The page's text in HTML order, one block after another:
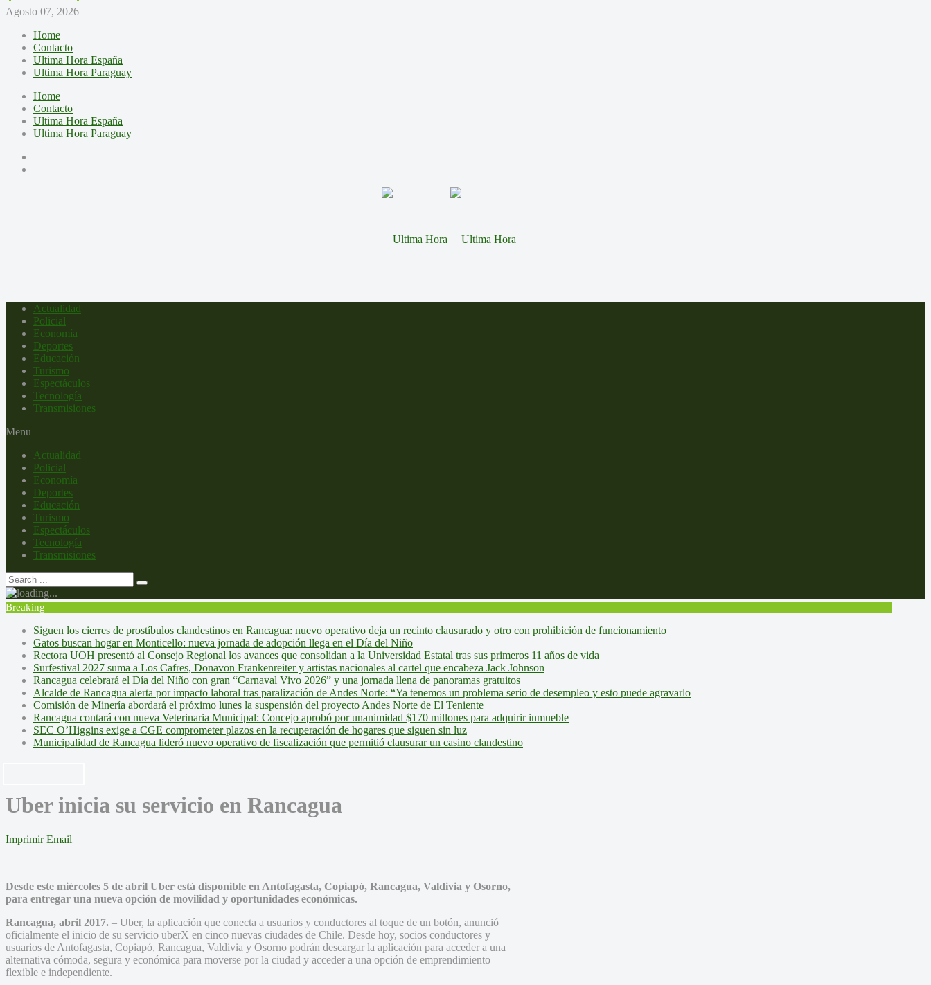
Agosto 07, 2026
Home
Contacto
Ultima Hora España
Ultima Hora Paraguay
Home
Contacto
Ultima Hora España
Ultima Hora Paraguay
Actualidad
Policial
Economía
Deportes
Educación
Turismo
Espectáculos
Tecnología
Transmisiones
Menu
Actualidad
Policial
Economía
Deportes
Educación
Turismo
Espectáculos
Tecnología
Transmisiones
Breaking
Siguen los cierres de prostíbulos clandestinos en Rancagua: nuevo operativo deja un recinto clausurado y otro con prohibición de funcionamiento
Gatos buscan hogar en Monticello: nueva jornada de adopción llega en el Día del Niño
Rectora UOH presentó al Consejo Regional los avances que consolidan a la Universidad Estatal tras sus primeros 11 años de vida
Surfestival 2027 suma a Los Cafres, Donavon Frankenreiter y artistas nacionales al cartel que encabeza Jack Johnson
Rancagua celebrará el Día del Niño con gran “Carnaval Vivo 2026” y una jornada llena de panoramas gratuitos
Alcalde de Rancagua alerta por impacto laboral tras paralización de Andes Norte: “Ya tenemos un problema serio de desempleo y esto puede agravarlo
Comisión de Minería abordará el próximo lunes la suspensión del proyecto Andes Norte de El Teniente
Rancagua contará con nueva Veterinaria Municipal: Concejo aprobó por unanimidad $170 millones para adquirir inmueble
SEC O’Higgins exige a CGE comprometer plazos en la recuperación de hogares que siguen sin luz
Municipalidad de Rancagua lideró nuevo operativo de fiscalización que permitió clausurar un casino clandestino
Uber inicia su servicio en Rancagua
Imprimir Email
Desde este miércoles 5 de abril Uber está disponible en Antofagasta, Copiapó, Rancagua, Valdivia y Osorno,
para entregar una nueva opción de movilidad y oportunidades económicas.
Rancagua, abril 2017. – Uber, la aplicación que conecta a usuarios y conductores al toque de un botón, anunció
oficialmente el inicio de su servicio uberX en cinco nuevas ciudades de Chile. Desde hoy, socios conductores y
usuarios de Antofagasta, Copiapó, Rancagua, Valdivia y Osorno podrán descargar la aplicación para acceder a una
alternativa cómoda, segura y económica para moverse por la ciudad y acceder a una opción de emprendimiento
flexible e independiente.